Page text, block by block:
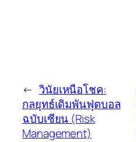
← วินัยเหนือโชค:
กลยุทธ์เดิมพันฟุตบอล
ฉบับเซียน (Risk
Management)